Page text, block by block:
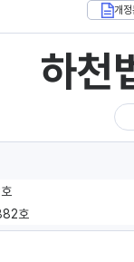
개정
하천
호